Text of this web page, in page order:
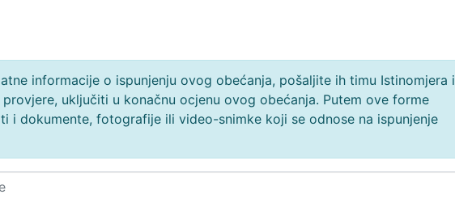
informacije o ispunjenju ovog obećanja, pošaljite ih timu Istinomjera i
uključiti u konačnu ocjenu ovog obećanja. Putem ove forme
i dokumente, fotografije ili video-snimke koji se odnose na ispunjenje